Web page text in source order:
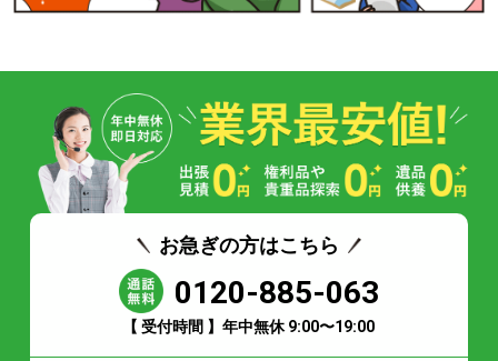
お急ぎの方はこちら
0120-885-063
【 受付時間 】年中無休 9:00〜19:00